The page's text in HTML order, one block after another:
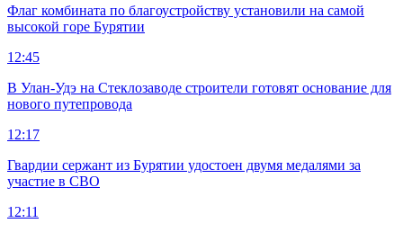
Флаг комбината по благоустройству установили на самой
высокой горе Бурятии
12:45
В Улан-Удэ на Стеклозаводе строители готовят основание для
нового путепровода
12:17
Гвардии сержант из Бурятии удостоен двумя медалями за
участие в СВО
12:11